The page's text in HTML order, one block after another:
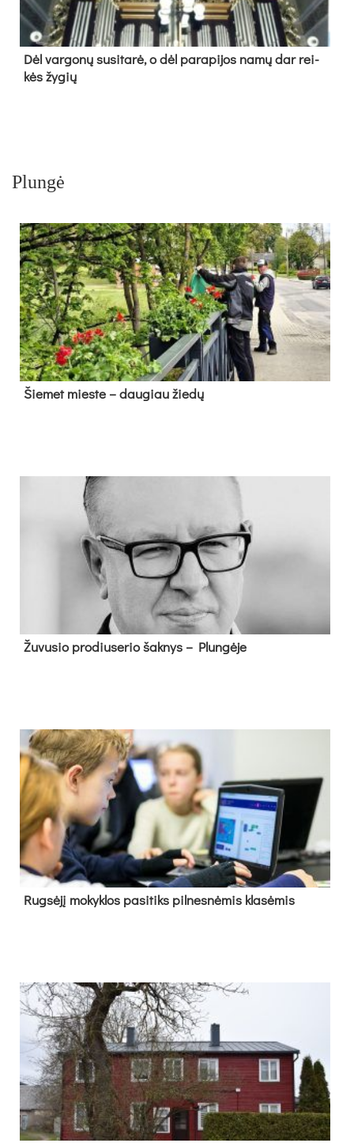
Dėl var­go­nų su­si­ta­rė, o dėl pa­ra­pi­jos na­mų dar rei­
kės žy­gių
Plungė
Šie­met mies­te – dau­giau žie­dų
Žu­vu­sio pro­diu­se­rio šak­nys – Plun­gė­je
Rug­sė­jį mo­kyk­los pa­si­tiks pil­nes­nė­mis kla­sė­mis